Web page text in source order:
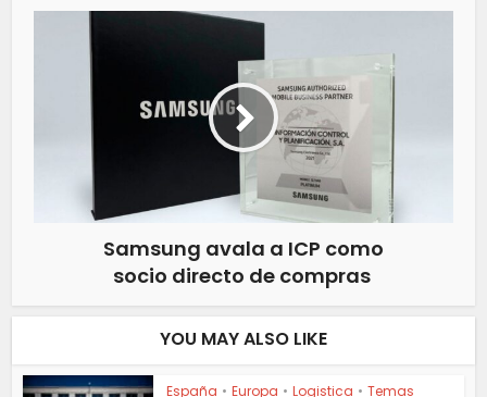
Samsung avala a ICP como
socio directo de compras
YOU MAY ALSO LIKE
España • Europa • Logistica • Temas